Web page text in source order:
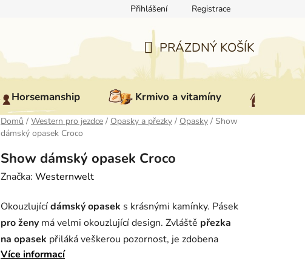
Reklamace Doprava a platba
Přihlášení Registrace
NÁKUPNÍ
KOŠÍK
PRÁZDNÝ KOŠÍK
Horsemanship Krmivo a vitamíny
Domů / Western pro jezdce / Opasky a přezky / Opasky / Show
dámský opasek Croco
Show dámský opasek Croco
Značka: Westernwelt
Okouzlujícídámský opasek s krásnými kamínky. Pásek
pro ženy má velmi okouzlující design. Zvláště přezka
na opasek přiláká veškerou pozornost, je zdobena
filigránským květinovým vzorem a malými kamínky, ve
Více informací